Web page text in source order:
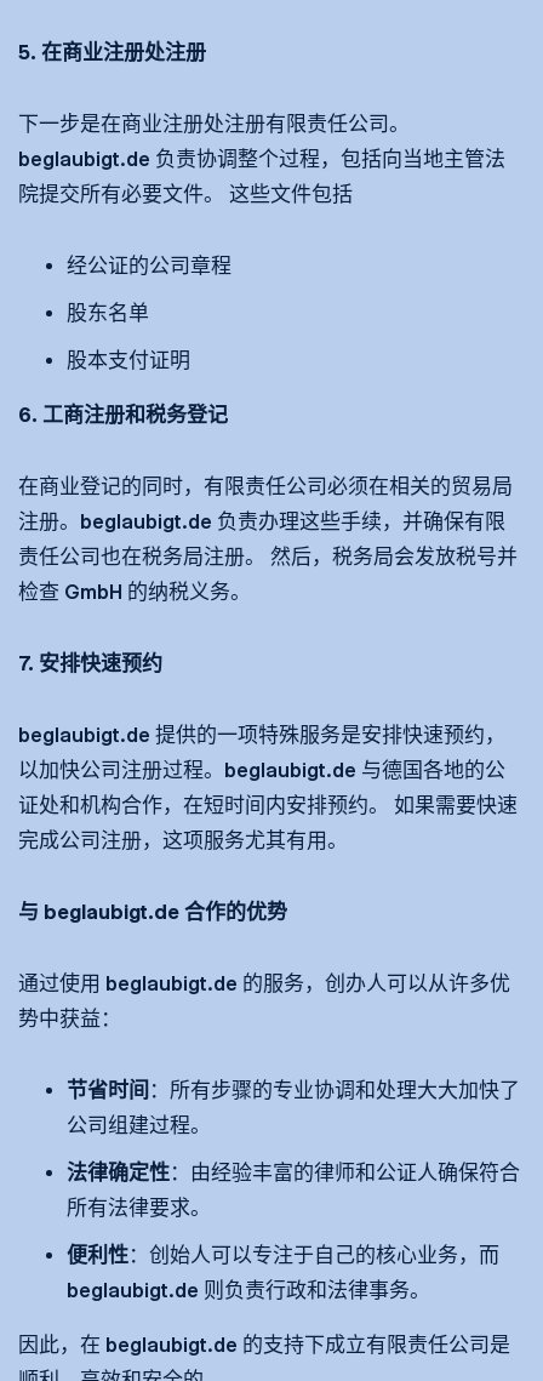
5. 在商业注册处注册
下一步是在商业注册处注册有限责任公司。
beglaubigt.de 负责协调整个过程，包括向当地主管法
院提交所有必要文件。 这些文件包括
经公证的公司章程
股东名单
股本支付证明
6. 工商注册和税务登记
在商业登记的同时，有限责任公司必须在相关的贸易局
注册。beglaubigt.de 负责办理这些手续，并确保有限
责任公司也在税务局注册。 然后，税务局会发放税号并
检查 GmbH 的纳税义务。
7. 安排快速预约
beglaubigt.de 提供的一项特殊服务是安排快速预约，
以加快公司注册过程。beglaubigt.de 与德国各地的公
证处和机构合作，在短时间内安排预约。 如果需要快速
完成公司注册，这项服务尤其有用。
与 beglaubigt.de 合作的优势
通过使用 beglaubigt.de 的服务，创办人可以从许多优
势中获益：
节省时间 ：所有步骤的专业协调和处理大大加快了
公司组建过程。
法律确定性：由经验丰富的律师和公证人确保符合
所有法律要求。
便利性：创始人可以专注于自己的核心业务，而
beglaubigt.de 则负责行政和法律事务。
因此，在 beglaubigt.de 的支持下成立有限责任公司是